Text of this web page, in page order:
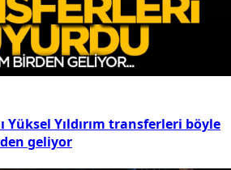
Yüksel Yıldırım transferleri böyle
geliyor